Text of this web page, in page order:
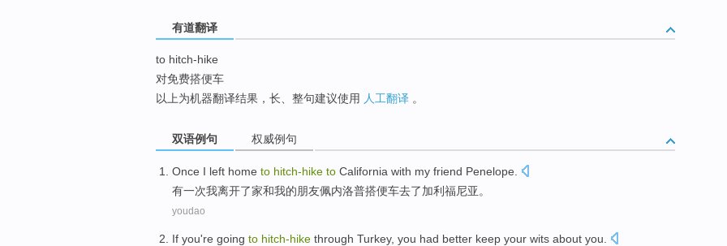
有道翻译
to hitch-hike
对免费搭便车
以上为机器翻译结果，长、整句建议使用 人工翻译 。
双语例句 权威例句
Once I left home to hitch-hike to California with my friend Penelope
有一次我离开了家和我的朋友佩内洛普搭便车去了加利福尼亚。
youdao
If you're going to hitch-hike through Turkey, you had better keep your wits about you.